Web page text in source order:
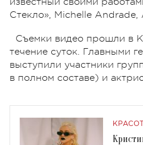
Стекло», Michelle Andrade,
Съемки видео прошли в
течение суток. Главными
выступили участники
в полном составе) и